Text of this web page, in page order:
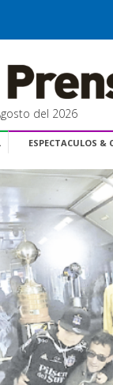
del 2026
ESPECTACULOS &